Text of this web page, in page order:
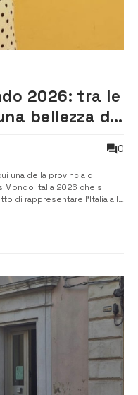
2026: tra le
bellezza di
0
una della provincia di
Mondo Italia 2026 che si
di rappresentare l’Italia alla